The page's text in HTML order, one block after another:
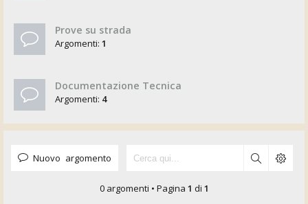
Prove su strada
Argomenti: 1
Documentazione Tecnica
Argomenti: 4
Nuovo argomento
0 argomenti • Pagina 1 di 1